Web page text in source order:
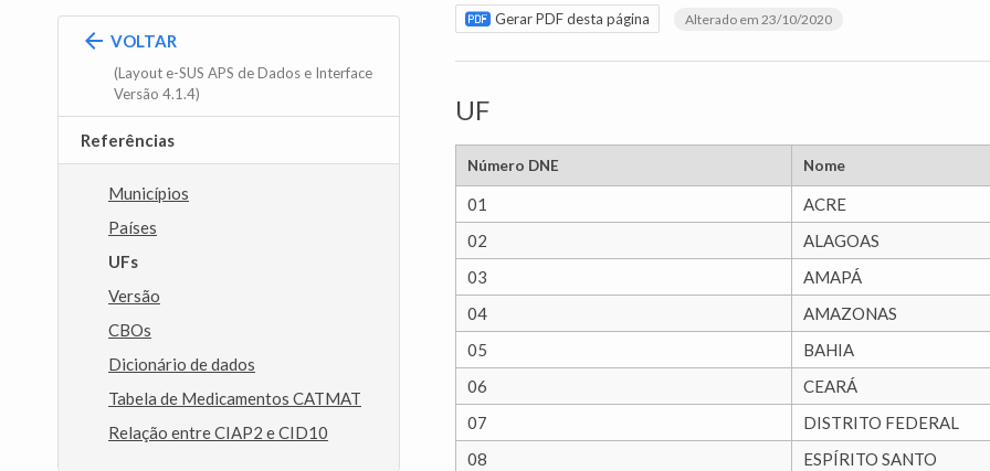
VOLTAR
(Layout e-SUS APS de Dados e Interface
Versão 4.1.4)
Referências
Municípios
Países
UFs
Versão
CBOs
Dicionário de dados
Tabela de Medicamentos CATMAT
Relação entre CIAP2 e CID10
Gerar PDF desta página Alterado em 23/10/2020
UF
Número DNE Nome
01
ACRE
02
ALAGOAS
03
AMAPÁ
04
AMAZONAS
05
BAHIA
06
CEARÁ
07
DISTRITO FEDERAL
08
ESPÍRITO SANTO